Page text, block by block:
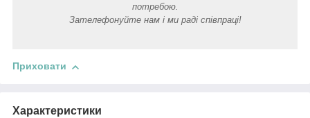
потребою.
Зателефонуйте нам і ми раді співпраці!
Приховати
Характеристики